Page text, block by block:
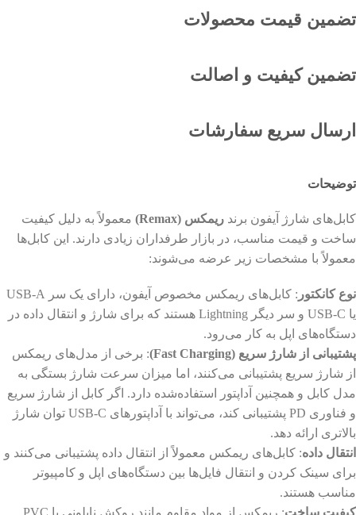
تضمین قیمت محصولات
تضمین کیفیت و اصالت
ارسال سریع سفارشات
توضیحات
کابل‌های شارژ آیفون برند ریمکس (Remax)
معمولاً به دلیل کیفیت
ساخت و قیمت مناسب، در بازار طرفداران زیادی دارند. این کابل‌ها
معمولاً با مشخصات زیر عرضه می‌شوند:
نوع کانکتور
: کابل‌های ریمکس مخصوص آیفون، دارای یک سر USB-A
یا USB-C و سر دیگر Lightning هستند که برای شارژ و انتقال داده در
دستگاه‌های اپل به کار می‌رود.
پشتیبانی از شارژ سریع (Fast Charging)
: برخی از مدل‌های ریمکس
از شارژ سریع پشتیبانی می‌کنند، اما میزان سرعت شارژ بستگی به
مدل کابل و همچنین آداپتور استفاده‌شده دارد. اگر کابل از شارژ سریع
و فناوری PD پشتیبانی کند، می‌تواند با آداپتورهای USB-C توان شارژ
بالاتری ارائه دهد.
انتقال داده: کابل‌های ریمکس معمولاً از انتقال داده پشتیبانی می‌کنند و
برای سینک کردن و انتقال فایل‌ها بین دستگاه‌های اپل و کامپیوتر
مناسب هستند.
کیفیت ساخت
: ریمکس از مواد مقاوم مانند روکش نایلونی یا PVC